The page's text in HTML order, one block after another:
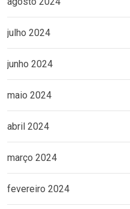
julho 2024
junho 2024
maio 2024
abril 2024
março 2024
fevereiro 2024